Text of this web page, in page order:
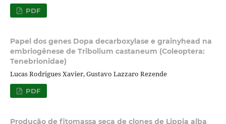
PDF
Papel dos genes Dopa decarboxylase e grainyhead na
embriogênese de Tribolium castaneum (Coleoptera:
Tenebrionidae)
Lucas Rodrigues Xavier, Gustavo Lazzaro Rezende
PDF
Produção de fitomassa seca de clones de Lippia alba